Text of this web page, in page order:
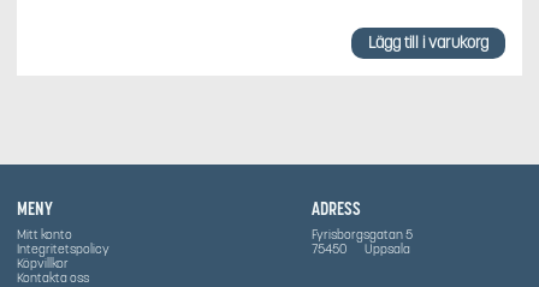
Lägg till i varukorg
MENY
Mitt konto
Integritetspolicy
Köpvillkor
Kontakta oss
ADRESS
Fyrisborgsgatan 5
75450
Uppsala